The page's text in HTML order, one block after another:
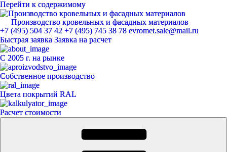
Перейти к содержимому
Производство кровельных и фасадных материалов
ЕвроМет
+7 (495) 504 37 42 +7 (495) 745 38 78 evromet.sale@mail.ru
Быстрая заявка Заявка на расчет
С 2005 г. на рынке
Собственное производство
Цвета покрытий RAL
Расчет стоимости